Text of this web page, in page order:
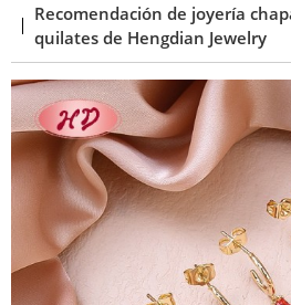
Recomendación de joyería
quilates de Hengdian Jewelry